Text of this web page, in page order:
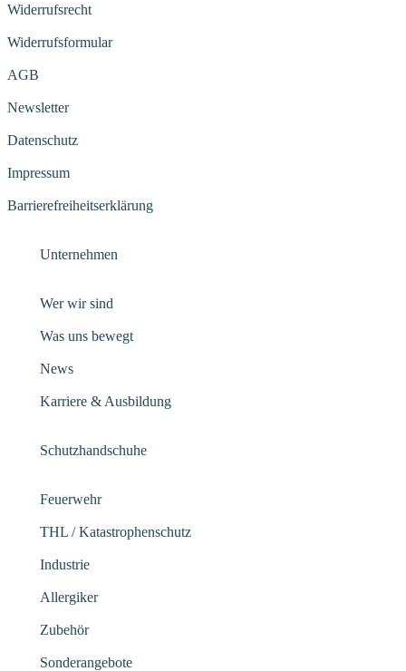
Widerrufsrecht
Widerrufsformular
AGB
Newsletter
Datenschutz
Impressum
Barrierefreiheitserklärung
Unternehmen
Wer wir sind
Was uns bewegt
News
Karriere & Ausbildung
Schutzhandschuhe
Feuerwehr
THL / Katastrophenschutz
Industrie
Allergiker
Zubehör
Sonderangebote